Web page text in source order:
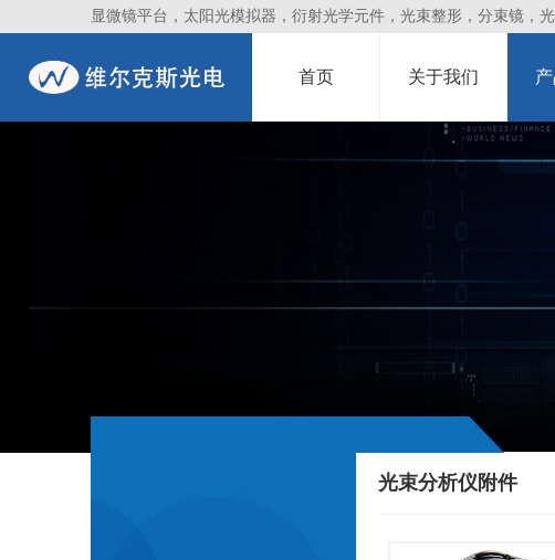
显微镜平台，太阳光模拟器，衍射光学元件，光束整形，分束镜，
首页 关于我们
光束分析仪附件